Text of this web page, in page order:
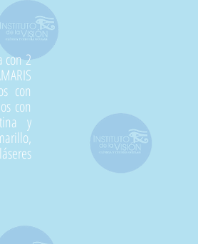
con 2
con
con
y